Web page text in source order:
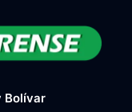
Bolívar